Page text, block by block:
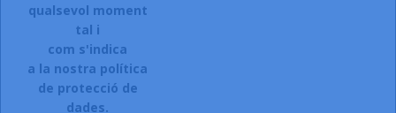
Si esteu interessats en donar-vos
d\'alta a la nostra botiga,
CLIQUEU AQUI.
© 2026 - Ecommerce software by Oficenter la Selva
qualsevol moment
tal i
com s'indica
a la nostra política
de protecció de
dades.